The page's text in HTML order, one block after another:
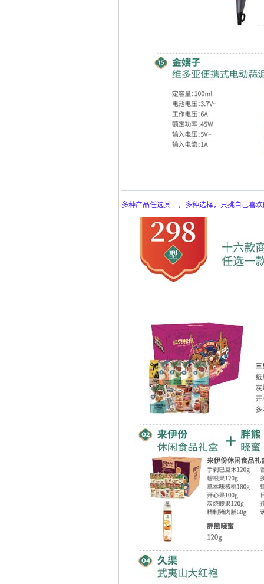
多种产品任选其一，多种选择，只挑自己喜